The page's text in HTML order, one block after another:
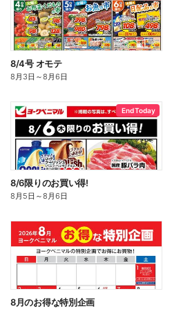
8/4号 オモテ
8月3日 ～8月6日
End Today
8/6限りのお買い得!
8月5日 ～8月6日
8月のお得な特別企画